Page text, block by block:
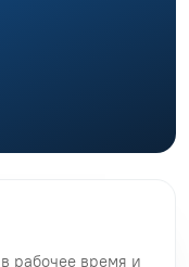
рабочее время и